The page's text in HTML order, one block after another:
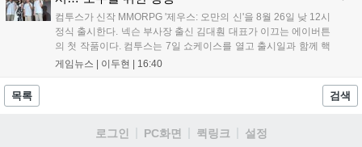
컴투스가 신작 MMORPG '제우스: 오만의 신'을 8월 26일 낮 12시
정식 출시한다. 넥슨 부사장 출신 김대훤 대표가 이끄는 에이버튼
의 첫 작품이다. 컴투스는 7일 쇼케이스를 열고 출시일과 함께 핵
심 콘텐츠, 유료화 정책, 운영 방향을 공개했다. 캐릭터명 선점은
게임뉴스 | 이두현 16:40
목록 검색
로그인 PC화면 퀵링크
설정